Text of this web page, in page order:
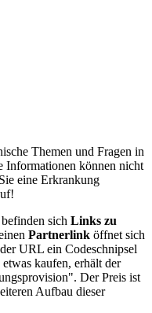
Themen und Fragen in
Informationen können nicht
eine Erkrankung
sich Links zu
Partnerlink öffnet sich
URL ein Codeschnipsel
kaufen, erhält der
Der Preis ist
Aufbau dieser